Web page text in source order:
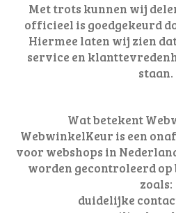
Met trots kunnen wij
officieel is goedgekeurd
Hiermee laten wij zien
service en
staan.
Wat betekent
WebwinkelKeur is een
voor webshops in
worden gecontroleerd
zoals:
duidelijke